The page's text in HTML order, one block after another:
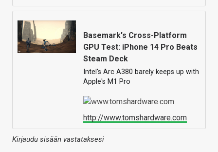
Basemark's Cross-Platform
GPU Test: iPhone 14 Pro Beats
Steam Deck
Intel's Arc A380 barely keeps up with
Apple's M1 Pro
http://www.tomshardware.com
Kirjaudu sisään vastataksesi